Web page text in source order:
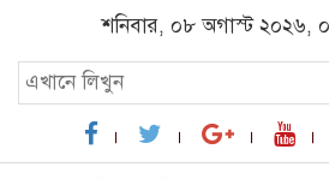
শনিবার, ০৮ অগাস্ট ২০২৬,